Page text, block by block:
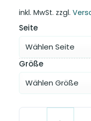
inkl. MwSt. zzgl.
Seite
Größe